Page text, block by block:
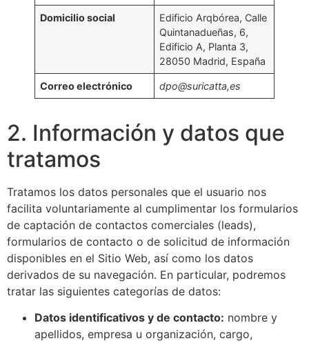
Domicilio social
Edificio Arqbórea, Calle
Quintanadueñas, 6,
Edificio A, Planta 3,
28050 Madrid, España
Correo electrónico dpo@suricatta,es
2. Información y datos que
tratamos
Tratamos los datos personales que el usuario nos
facilita voluntariamente al cumplimentar los formularios
de captación de contactos comerciales (leads),
formularios de contacto o de solicitud de información
disponibles en el Sitio Web, así como los datos
derivados de su navegación. En particular, podremos
tratar las siguientes categorías de datos:
Datos identificativos y de contacto: nombre y
apellidos, empresa u organización, cargo,